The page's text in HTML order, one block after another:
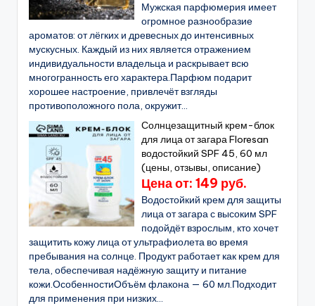
Мужская парфюмерия имеет
огромное разнообразие
ароматов: от лёгких и древесных до интенсивных
мускусных. Каждый из них является отражением
индивидуальности владельца и раскрывает всю
многогранность его характера.Парфюм подарит
хорошее настроение, привлечёт взгляды
противоположного пола, окружит...
Солнцезащитный крем-блок
для лица от загара Floresan
водостойкий SPF 45, 60 мл
(цены, отзывы, описание)
Цена от: 149 руб.
Водостойкий крем для защиты
лица от загара с высоким SPF
подойдёт взрослым, кто хочет
защитить кожу лица от ультрафиолета во время
пребывания на солнце. Продукт работает как крем для
тела, обеспечивая надёжную защиту и питание
кожи.ОсобенностиОбъём флакона — 60 мл.Подходит
для применения при низких...